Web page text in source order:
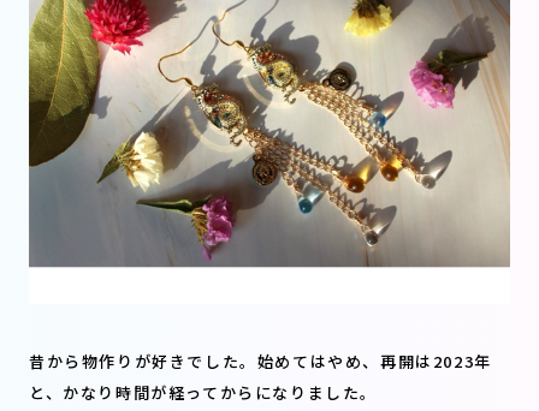
昔から物作りが好きでした。始めてはやめ、再開は2023年
と、かなり時間が経ってからになりました。